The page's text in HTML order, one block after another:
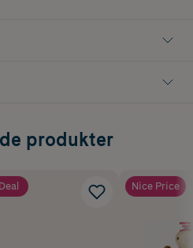
produkter
Deal Nice Price